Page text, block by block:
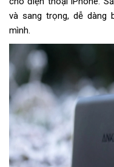
và sang trọng, dễ dàng
mình.